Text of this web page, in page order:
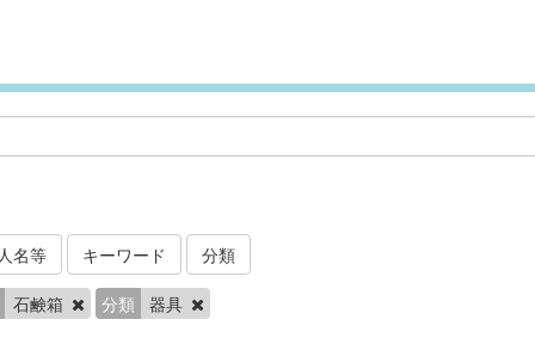
名等 キーワード 分類
石鹸箱 分類 器具